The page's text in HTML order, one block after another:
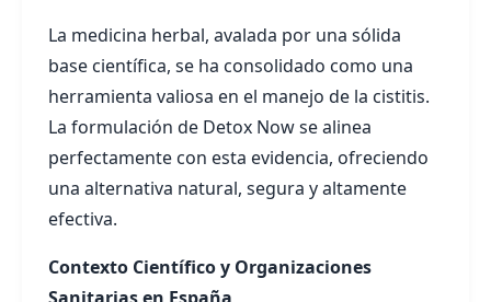
La medicina herbal, avalada por una sólida
base científica, se ha consolidado como una
herramienta valiosa en el manejo de la cistitis.
La formulación de Detox Now se alinea
perfectamente con esta evidencia, ofreciendo
una alternativa natural, segura y altamente
efectiva.
Contexto Científico y Organizaciones